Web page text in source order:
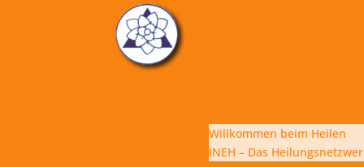
Willkommen beim Heilen
INEH – Das